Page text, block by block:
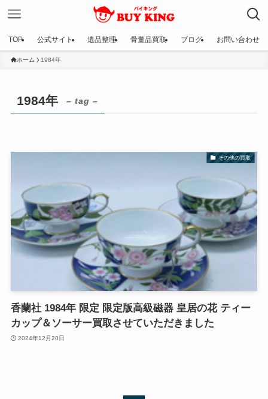
TOP 公式サイト 遺品整理 骨董品買取 ブログ お問い合わせ
ホーム 1984年
1984年 – tag –
その他の買取
香蘭社 1984年 限定 限定版高級磁器 皇居の花 ティー
カップ＆ソーサー買取させていただきました
2024年12月20日